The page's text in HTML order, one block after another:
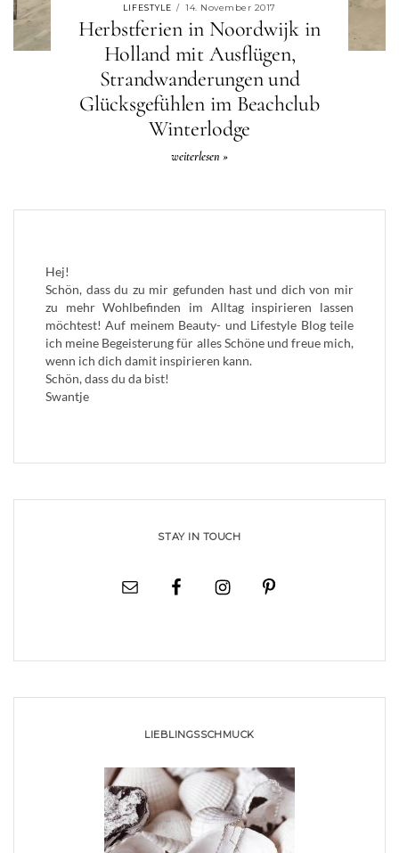
LIFESTYLE / 14. November 2017
Herbstferien in Noordwijk in
Holland mit Ausflügen,
Strandwanderungen und
Glücksgefühlen im Beachclub
Winterlodge
weiterlesen »
Hej!
Schön, dass du zu mir gefunden hast und dich von mir
zu mehr Wohlbefinden im Alltag inspirieren lassen
möchtest! Auf meinem Beauty- und Lifestyle Blog teile
ich meine Begeisterung für alles Schöne und freue mich,
wenn ich dich damit inspirieren kann.
Schön, dass du da bist!
Swantje
STAY IN TOUCH
LIEBLINGSSCHMUCK